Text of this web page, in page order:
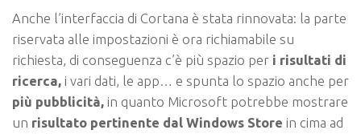
Anche l’interfaccia di Cortana è stata rinnovata: la parte
riservata alle impostazioni è ora richiamabile su
richiesta, di conseguenza c’è più spazio per i risultati di
ricerca, i vari dati, le app… e spunta lo spazio anche per
più pubblicità, in quanto Microsoft potrebbe mostrare
un risultato pertinente dal Windows Store in cima ad